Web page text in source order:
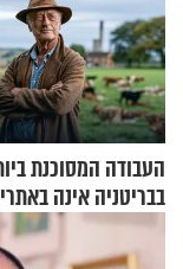
העבודה המסוכנת
בבריטניה אינה
אלא דווקא בשדות